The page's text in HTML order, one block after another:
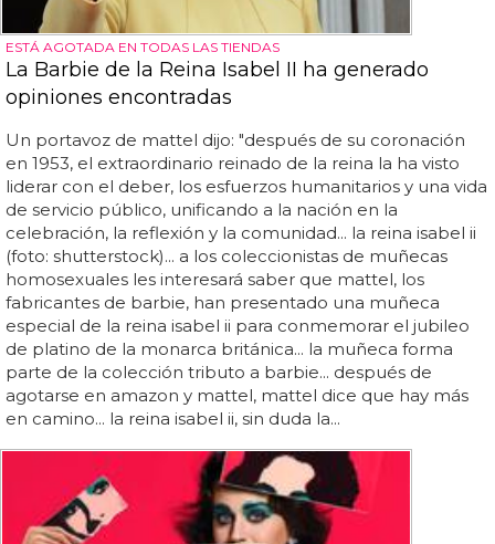
ESTÁ AGOTADA EN TODAS LAS TIENDAS
La Barbie de la Reina Isabel II ha generado
opiniones encontradas
Un portavoz de mattel dijo: "después de su coronación
en 1953, el extraordinario reinado de la reina la ha visto
liderar con el deber, los esfuerzos humanitarios y una vida
de servicio público, unificando a la nación en la
celebración, la reflexión y la comunidad... la reina isabel ii
(foto: shutterstock)... a los coleccionistas de muñecas
homosexuales les interesará saber que mattel, los
fabricantes de barbie, han presentado una muñeca
especial de la reina isabel ii para conmemorar el jubileo
de platino de la monarca británica... la muñeca forma
parte de la colección tributo a barbie... después de
agotarse en amazon y mattel, mattel dice que hay más
en camino... la reina isabel ii, sin duda la...